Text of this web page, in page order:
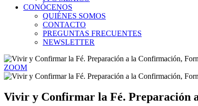
CONÓCENOS
QUIÉNES SOMOS
CONTACTO
PREGUNTAS FRECUENTES
NEWSLETTER
ZOOM
Vivir y Confirmar la Fé. Preparación